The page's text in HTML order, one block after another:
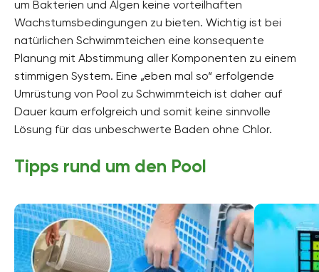
um Bakterien und Algen keine vorteilhaften
Wachstumsbedingungen zu bieten. Wichtig ist bei
natürlichen Schwimmteichen eine konsequente
Planung mit Abstimmung aller Komponenten zu einem
stimmigen System. Eine „eben mal so“ erfolgende
Umrüstung von Pool zu Schwimmteich ist daher auf
Dauer kaum erfolgreich und somit keine sinnvolle
Lösung für das unbeschwerte Baden ohne Chlor.
Tipps rund um den Pool